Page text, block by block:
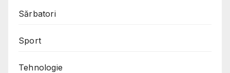
Sărbatori
Sport
Tehnologie